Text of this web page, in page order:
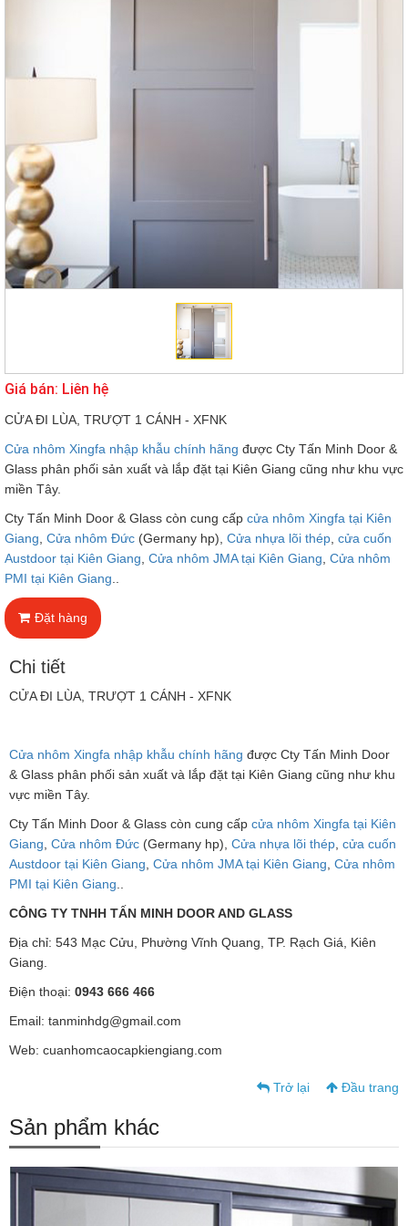
Giá bán: Liên hệ
CỬA ĐI LÙA, TRƯỢT 1 CÁNH - XFNK
Cửa nhôm Xingfa nhập khẫu chính hãng được Cty Tấn Minh Door &
Glass phân phối sản xuất và lắp đặt tại Kiên Giang cũng như khu vực
miền Tây.
Cty Tấn Minh Door & Glass còn cung cấp cửa nhôm Xingfa tại Kiên
Giang Cửa nhôm Đức (Germany hp), Cửa nhựa lõi thép cửa cuốn
Austdoor tại Kiên Giang Cửa nhôm JMA tại Kiên Giang Cửa nhôm
PMI tại Kiên Giang
Đặt hàng
Chi tiết
CỬA ĐI LÙA, TRƯỢT 1 CÁNH - XFNK
Cửa nhôm Xingfa nhập khẫu chính hãng được Cty Tấn Minh Door
& Glass phân phối sản xuất và lắp đặt tại Kiên Giang cũng như khu
vực miền Tây.
Cty Tấn Minh Door & Glass còn cung cấp cửa nhôm Xingfa tại Kiên
Giang Cửa nhôm Đức (Germany hp), Cửa nhựa lõi thép cửa cuốn
Austdoor tại Kiên Giang Cửa nhôm JMA tại Kiên Giang Cửa nhôm
PMI tại Kiên Giang
CÔNG TY TNHH TẤN MINH DOOR AND GLASS
Địa chỉ: 543 Mạc Cửu, Phường Vĩnh Quang, TP. Rạch Giá, Kiên
Giang.
Điện thoại: 0943 666 466
Email: tanminhdg@gmail.com
Web: cuanhomcaocapkiengiang.com
Trở lại Đầu trang
Sản phẩm khác